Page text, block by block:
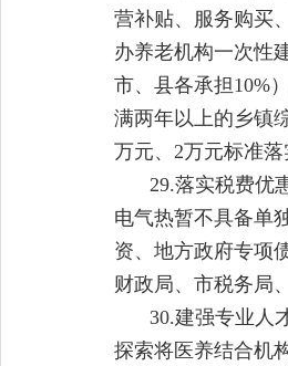
营补贴、服务购买
办养老机构一次性
市、县各承担10%
满两年以上的乡镇
万元、2万元标准
29.落实税费优
电气热暂不具备单
资、地方政府专项
财政局、市税务局
30.建强专业人
探索将医养结合机